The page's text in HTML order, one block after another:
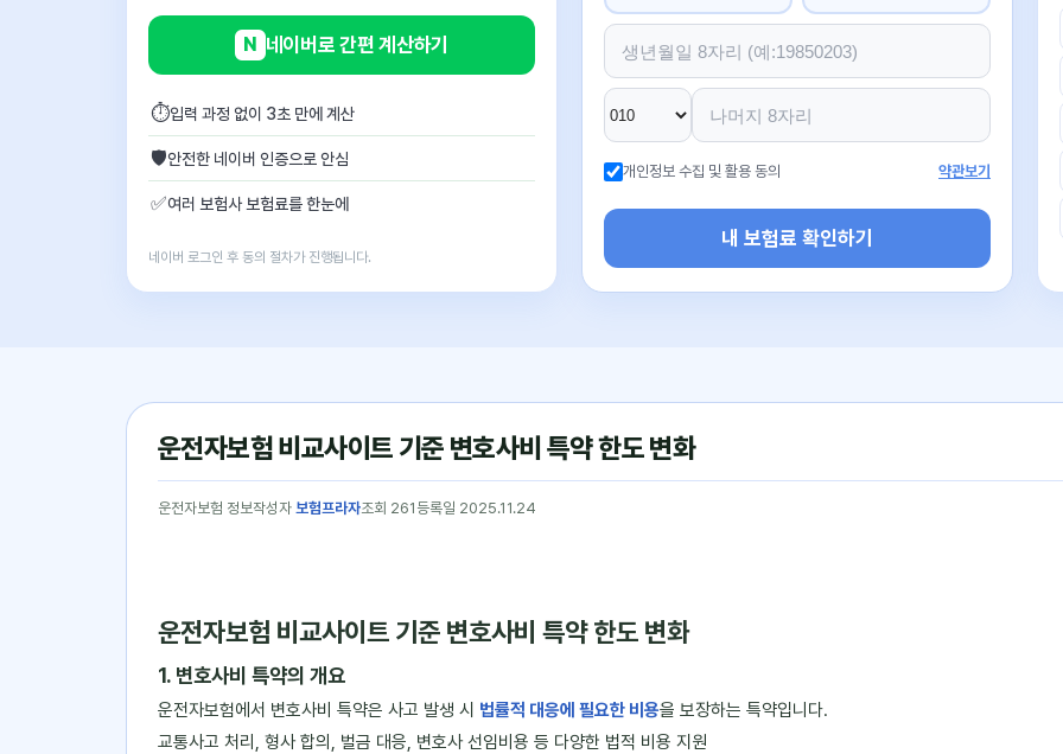
N 네이버로 간편 계산하기
⏱입력 과정 없이 3초 만에 계산
🛡안전한 네이버 인증으로 안심
✅여러 보험사 보험료를 한눈에
네이버 로그인 후 동의 절차가 진행됩니다.
개인정보 수집 및 활용 동의 약관보기
내 보험료 확인하기
운전자보험 비교사이트 기준 변호사비 특약 한도 변화
운전자보험 정보작성자 보험프라자조회 261 등록일 2025.11.24
운전자보험 비교사이트 기준 변호사비 특약 한도 변화
1. 변호사비 특약의 개요
운전자보험에서 변호사비 특약은 사고 발생 시 법률적 대응에 필요한 비용을 보장하는 특약입니다.
교통사고 처리, 형사 합의, 벌금 대응, 변호사 선임비용 등 다양한 법적 비용 지원